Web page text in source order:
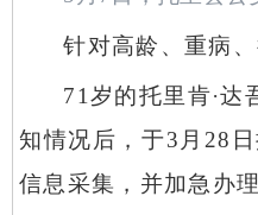
针对高龄、重病
71岁的托里肯·达
知情况后，于3月28
信息采集，并加急办